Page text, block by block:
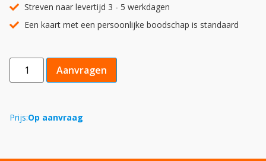
Streven naar levertijd 3 - 5 werkdagen
Een kaart met een persoonlijke boodschap is standaard
Aanvragen
Prijs:Op aanvraag